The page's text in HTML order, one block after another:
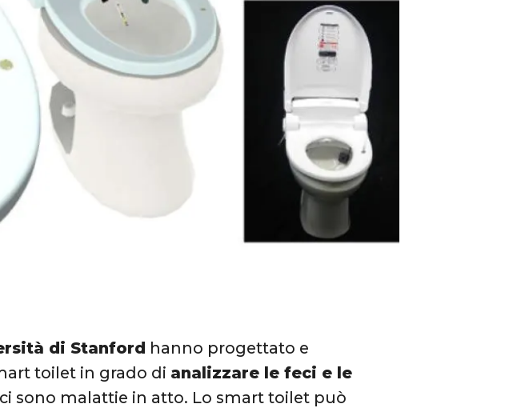
di Stanford hanno progettato e
toilet in grado di analizzare le feci e le
sono malattie in atto. Lo smart toilet può